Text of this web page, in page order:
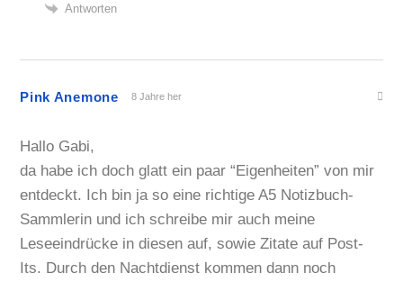
Antworten
Pink Anemone 8 Jahre her
Hallo Gabi,
da habe ich doch glatt ein paar “Eigenheiten” von mir
entdeckt. Ich bin ja so eine richtige A5 Notizbuch-
Sammlerin und ich schreibe mir auch meine
Leseeindrücke in diesen auf, sowie Zitate auf Post-
Its. Durch den Nachtdienst kommen dann noch